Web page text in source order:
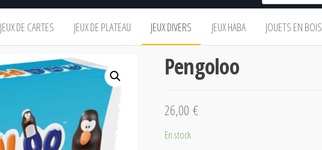
JEUX DE CARTES JEUX DE PLATEAU JEUX DIVERS JEUX HABA JOUETS EN BOIS
Pengoloo
26,00 €
En stock